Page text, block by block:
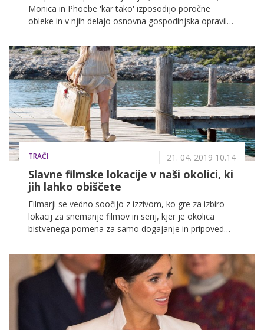
Monica in Phoebe 'kar tako' izposodijo poročne
obleke in v njih delajo osnovna gospodinjska opravila,
v samoizolaciji odličen, da tudi sami poskusite kakšno
podobno norost.
TRAČI 21. 04. 2019 10.14
Slavne filmske lokacije v naši okolici, ki
jih lahko obiščete
Filmarji se vedno soočijo z izzivom, ko gre za izbiro
lokacij za snemanje filmov in serij, kjer je okolica
bistvenega pomena za samo dogajanje in pripoved
izven studiev. V zadnjem času je opaziti, da se
producenti navdušujejo nad Hrvaško in zlasti njenim
slikovitim obmorskim delom. Večkrat za snemanje
izberejo tudi filmske lokacije v drugih naših sosednjih
državah in tudi našo deželo, ki je bogata z lepo in
neokrnjeno naravo.